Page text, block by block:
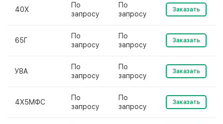
40Х
По
запросу
По
запросу
Заказать
65Г
По
запросу
По
запросу
Заказать
У8А
По
запросу
По
запросу
Заказать
4Х5МФС
По
запросу
По
запросу
Заказать